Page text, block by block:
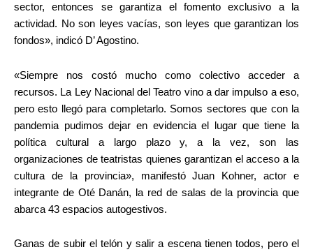
sector, entonces se garantiza el fomento exclusivo a la
actividad. No son leyes vacías, son leyes que garantizan los
fondos», indicó D’ Agostino.
«Siempre nos costó mucho como colectivo acceder a
recursos. La Ley Nacional del Teatro vino a dar impulso a eso,
pero esto llegó para completarlo. Somos sectores que con la
pandemia pudimos dejar en evidencia el lugar que tiene la
política cultural a largo plazo y, a la vez, son las
organizaciones de teatristas quienes garantizan el acceso a la
cultura de la provincia», manifestó Juan Kohner, actor e
integrante de Oté Danán, la red de salas de la provincia que
abarca 43 espacios autogestivos.
Ganas de subir el telón y salir a escena tienen todos, pero el